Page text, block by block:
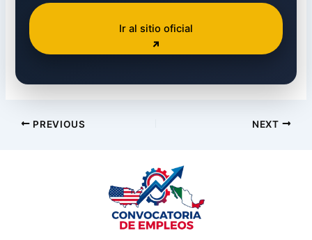
Ir al sitio oficial
PREVIOUS NEXT